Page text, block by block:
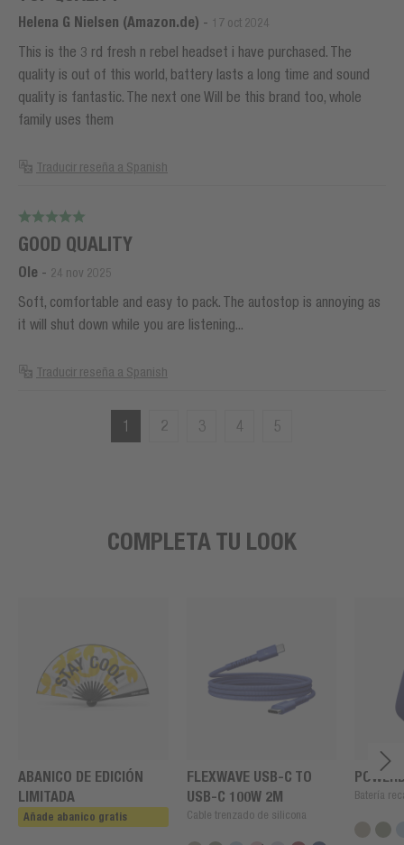
Helena G Nielsen (Amazon.de) - 17 oct 2024
This is the 3 rd fresh n rebel headset i have purchased. The
quality is out of this world, battery lasts a long time and sound
quality is fantastic. The next one Will be this brand too, whole
family uses them
Traducir reseña a Spanish
GOOD QUALITY
Ole - 24 nov 2025
Soft, comfortable and easy to pack. The autostop is annoying as
it will shut down while you are listening...
Traducir reseña a Spanish
1 2 3 4 5
COMPLETA TU LOOK
ABANICO DE EDICIÓN
LIMITADA
Añade abanico gratis
FLEXWAVE USB-C TO
USB-C 100W 2M
Cable trenzado de silicona
Batería